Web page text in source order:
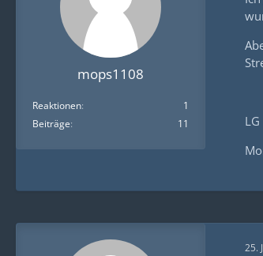
mops1108
Reaktionen
1
Beiträge
11
LG
25.